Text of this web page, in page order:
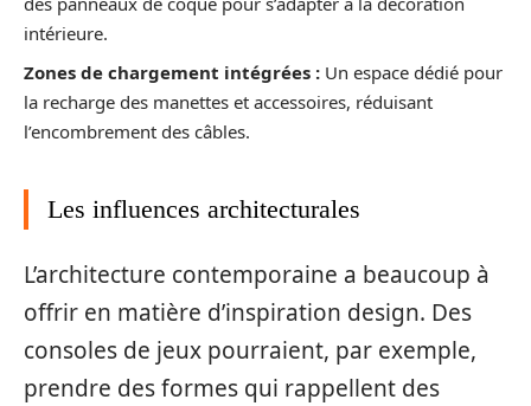
intérieure.
Zones de chargement intégrées : Un espace dédié pour
la recharge des manettes et accessoires, réduisant
l’encombrement des câbles.
Les influences architecturales
L’architecture contemporaine a beaucoup à
offrir en matière d’inspiration design. Des
consoles de jeux pourraient, par exemple,
prendre des formes qui rappellent des